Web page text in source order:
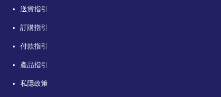
送貨指引
訂購指引
付款指引
產品指引
私隱政策